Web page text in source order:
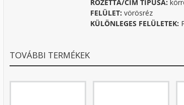
ROZETTA/CÍM TÍPUSA:
FELÜLET: vörösréz
KÜLÖNLEGES FELÜLETEK:
TOVÁBBI TERMÉKEK